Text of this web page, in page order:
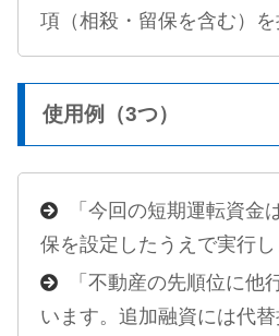
項（相殺・留保を含む）を
使用例（3つ）
「今回の短期運転資金
保を設定したうえで実行し
「不動産の先順位に他
います。追加融資には代